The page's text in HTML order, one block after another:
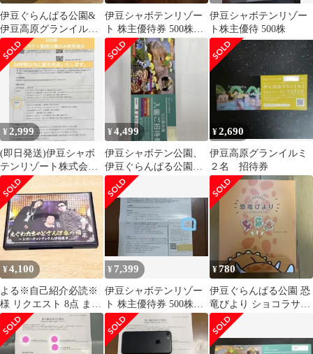
伊豆ぐらんぱる公園&
伊豆高原グランイル
ミ 入園引換券 大人3
枚 小学生1枚
伊豆シャボテンリゾー
ト 株主優待券 500株以
上
伊豆シャボテンリゾー
ト株主優待 500株
¥2,999
(即日発送)伊豆シャボ
テンリゾート株式会社_
株主優待券_500株
¥4,499
伊豆シャボテン公園、
伊豆ぐらんぱる公園招
待券
¥2,690
伊豆高原グランイルミ
２名 招待券
¥4,100
よる※自己紹介必読※
様 リクエスト 8点 まと
め商品
¥ 7,399
伊豆シャボテンリゾー
ト 株主優待券 500株
分 今週限り
¥780
伊豆ぐらんぱる公園 恐
竜びより ショコラサン
ド クッキー